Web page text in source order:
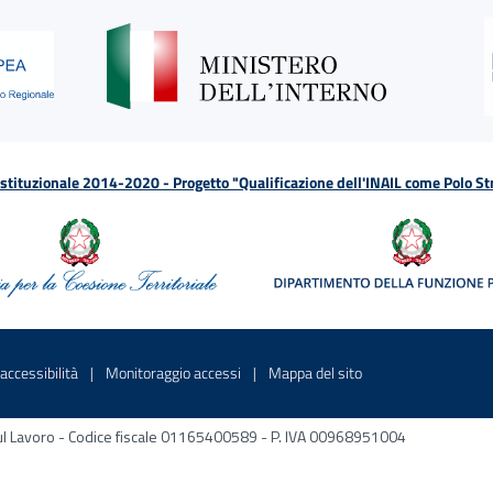
2014-2020 - Progetto "Qualificazione dell'INAIL come Polo
una nuova finestraSito interno - Apre in una nuova finestra
Monitoraggio accessi Sito interno - Apre in una nuova
Mappa del sitoSito interno - Apre
- Codice fiscale 01165400589 - P. IVA 00968951004